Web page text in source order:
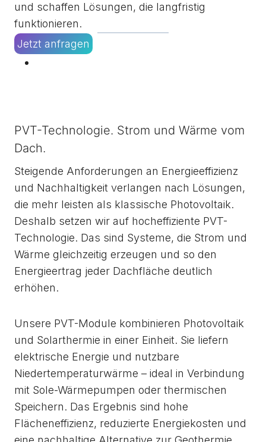
und schaffen Lösungen, die langfristig
funktionieren.
Jetzt anfragen
PVT-Technologie. Strom und Wärme vom
Dach.
Steigende Anforderungen an Energieeffizienz
und Nachhaltigkeit verlangen nach Lösungen,
die mehr leisten als klassische Photovoltaik.
Deshalb setzen wir auf hocheffiziente PVT-
Technologie. Das sind Systeme, die Strom und
Wärme gleichzeitig erzeugen und so den
Energieertrag jeder Dachfläche deutlich
erhöhen.
Unsere PVT-Module kombinieren Photovoltaik
und Solarthermie in einer Einheit. Sie liefern
elektrische Energie und nutzbare
Niedertemperaturwärme – ideal in Verbindung
mit Sole-Wärmepumpen oder thermischen
Speichern. Das Ergebnis sind hohe
Flächeneffizienz, reduzierte Energiekosten und